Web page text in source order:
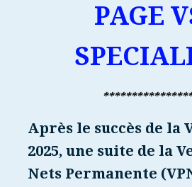
PAGE
Après le succès de la
2025, une suite de la
Nets Permanente